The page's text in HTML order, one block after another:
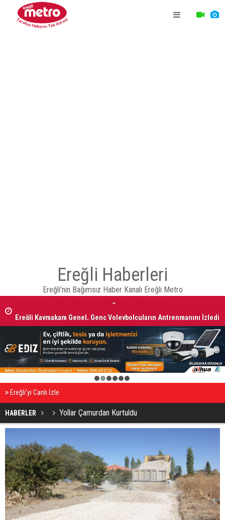
Ereğli Haberleri
Ereğli'nin Bağımsız Haber Kanalı Ereğli Metro
2 3 4 5 6
Ereğli’yi Canlı İzle
HABERLER Yollar Çamurdan Kurtuldu